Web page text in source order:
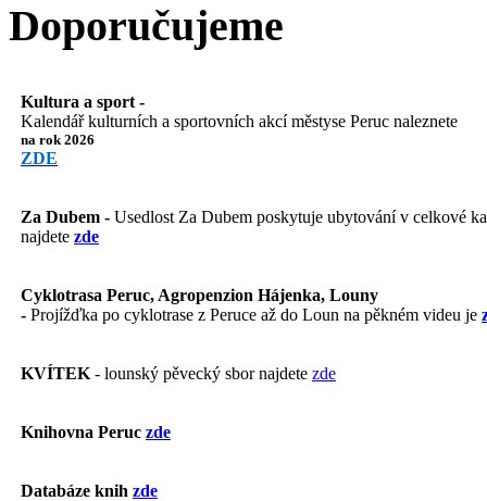
Doporučujeme
Kultura a sport -
Kalendář kulturních a sportovních akcí městyse Peruc naleznete
na rok 2026
ZDE
Za Dubem - Usedlost Za Dubem poskytuje ubytování v celkové
najdete zde
Cyklotrasa Peruc, Agropenzion Hájenka, Louny
- Projížďka po cyklotrase z Peruce až do Loun na pěkném videu je
KVÍTEK - lounský pěvecký sbor najdete zde
Knihovna Peruc zde
Databáze knih zde